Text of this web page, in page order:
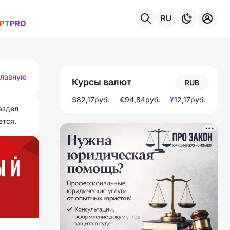
PRO
RU
Курсы валют
RUB
$82,17руб. €94,84руб. ¥12,17руб.